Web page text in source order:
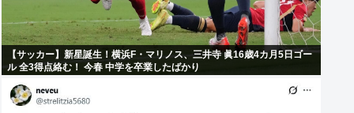
【サッカー】新星誕生！横浜F・マリノス、三井寺 眞16歳4カ月5日ゴー
ル 全3得点絡む！ 今春 中学を卒業したばかり